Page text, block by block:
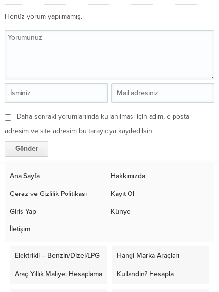
Henüz yorum yapılmamış.
Daha sonraki yorumlarımda kullanılması için adım, e-posta
adresim ve site adresim bu tarayıcıya kaydedilsin.
Ana Sayfa Hakkımızda
Çerez ve Gizlilik Politikası Kayıt Ol
Giriş Yap Künye
İletişim
Elektrikli – Benzin/Dizel/LPG
Araç Yıllık Maliyet Hesaplama
Hangi Marka Araçları
Kullandın? Hesapla